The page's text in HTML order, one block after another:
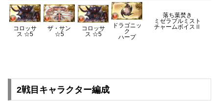
コロッサ
ス ☆5
ザ・サン
☆5
コロッサ
ス ☆5
ドラゴニッ
ク
ハープ
落ち葉焚き
ミゼラブルミスト
チャームボイスⅡ
2戦目キャラクター編成